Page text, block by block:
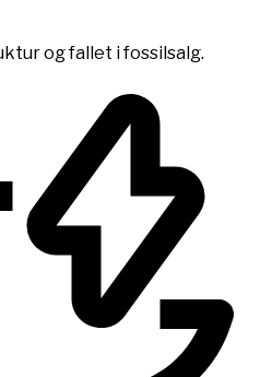
og fallet i fossilsalg.